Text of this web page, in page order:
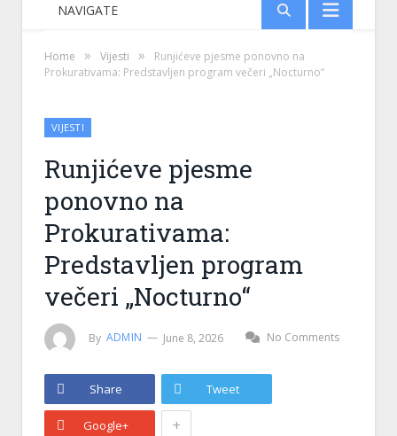
NAVIGATE
Home » Vijesti »
Runjićeve pjesme ponovno na
Prokurativama: Predstavljen program večeri „Nocturno“
VIJESTI
Runjićeve pjesme
ponovno na
Prokurativama:
Predstavljen program
večeri „Nocturno“
By ADMIN June 8, 2026 No Comments
Share Tweet
Google+ +